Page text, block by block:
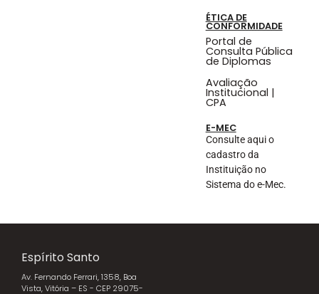
ÉTICA DE
CONFORMIDADE
Portal de
Consulta Pública
de Diplomas
Avaliação
Institucional |
CPA
E-MEC
Consulte aqui o
cadastro da
Instituição no
Sistema do e-Mec.
Espírito Santo
Av. Fernando Ferrari, 1358, Boa
Vista, Vitória – ES - CEP 29075-